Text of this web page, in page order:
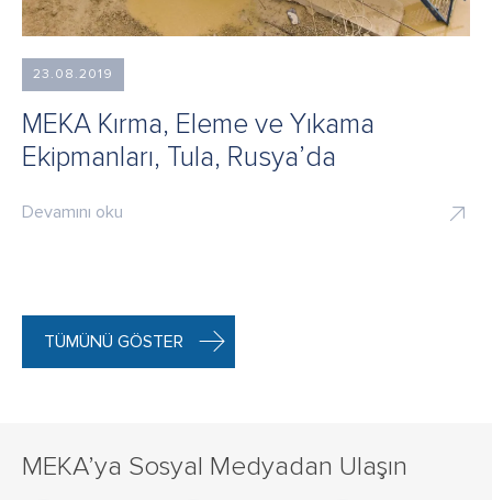
23.08.2019
MEKA Kırma, Eleme ve Yıkama
Ekipmanları, Tula, Rusya’da
Devamını oku
TÜMÜNÜ GÖSTER
MEKA’ya Sosyal Medyadan Ulaşın